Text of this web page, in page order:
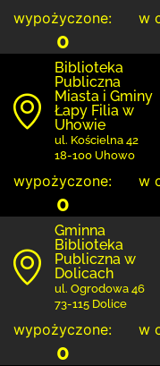
wypożyczone:
0
w
Biblioteka
Publiczna
Miasta i Gminy
Łapy Filia w
Uhowie
ul. Kościelna 42
18-100 Uhowo
wypożyczone:
0
w
Gminna
Biblioteka
Publiczna w
Dolicach
ul. Ogrodowa 46
73-115 Dolice
wypożyczone:
0
w